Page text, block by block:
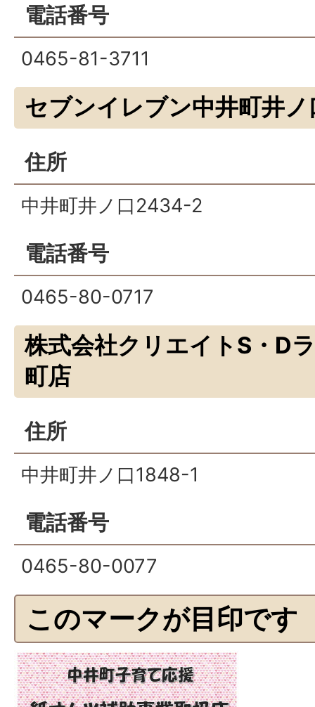
電話番号
0465-81-3711
セブンイレブン中井町井ノ
住所
中井町井ノ口2434-2
電話番号
0465-80-0717
株式会社クリエイトS・D
町店
住所
中井町井ノ口1848-1
電話番号
0465-80-0077
このマークが目印です